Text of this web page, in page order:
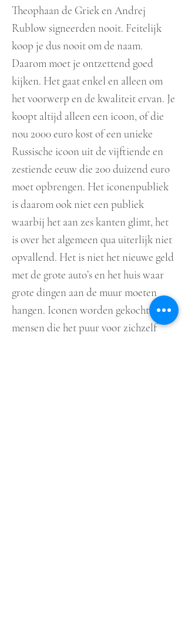
Theophaan de Griek en Andrej
Rublow signeerden nooit. Feitelijk
koop je dus nooit om de naam.
Daarom moet je ontzettend goed
kijken. Het gaat enkel en alleen om
het voorwerp en de kwaliteit ervan. Je
koopt altijd alleen een icoon, of die
nou 2000 euro kost of een unieke
Russische icoon uit de vijftiende en
zestiende eeuw die 200 duizend euro
moet opbrengen. Het iconenpubliek
is daarom ook niet een publiek
waarbij het aan zes kanten glimt, het
is over het algemeen qua uiterlijk niet
opvallend. Het is niet het nieuwe geld
met de grote auto’s en het huis waar
grote dingen aan de muur moeten
hangen. Iconen worden gekocht door
mensen die het puur voor zichzelf